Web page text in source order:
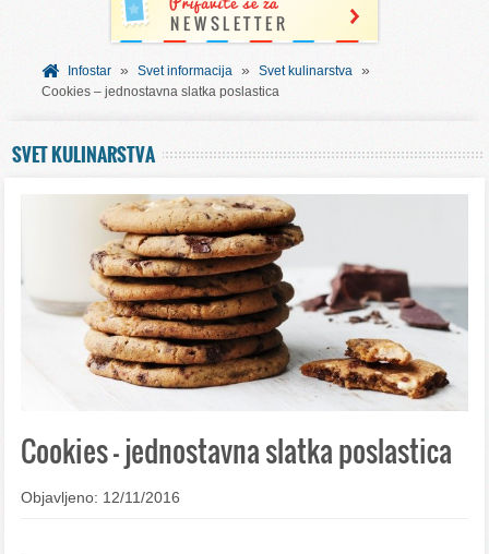
BESPLATNI VAUČERI
SVET INFORMACIJA
Infostar » Svet informacija » Svet kulinarstva »
Cookies – jednostavna slatka poslastica
SVET KULINARSTVA
Cookies – jednostavna slatka poslastica
Objavljeno: 12/11/2016